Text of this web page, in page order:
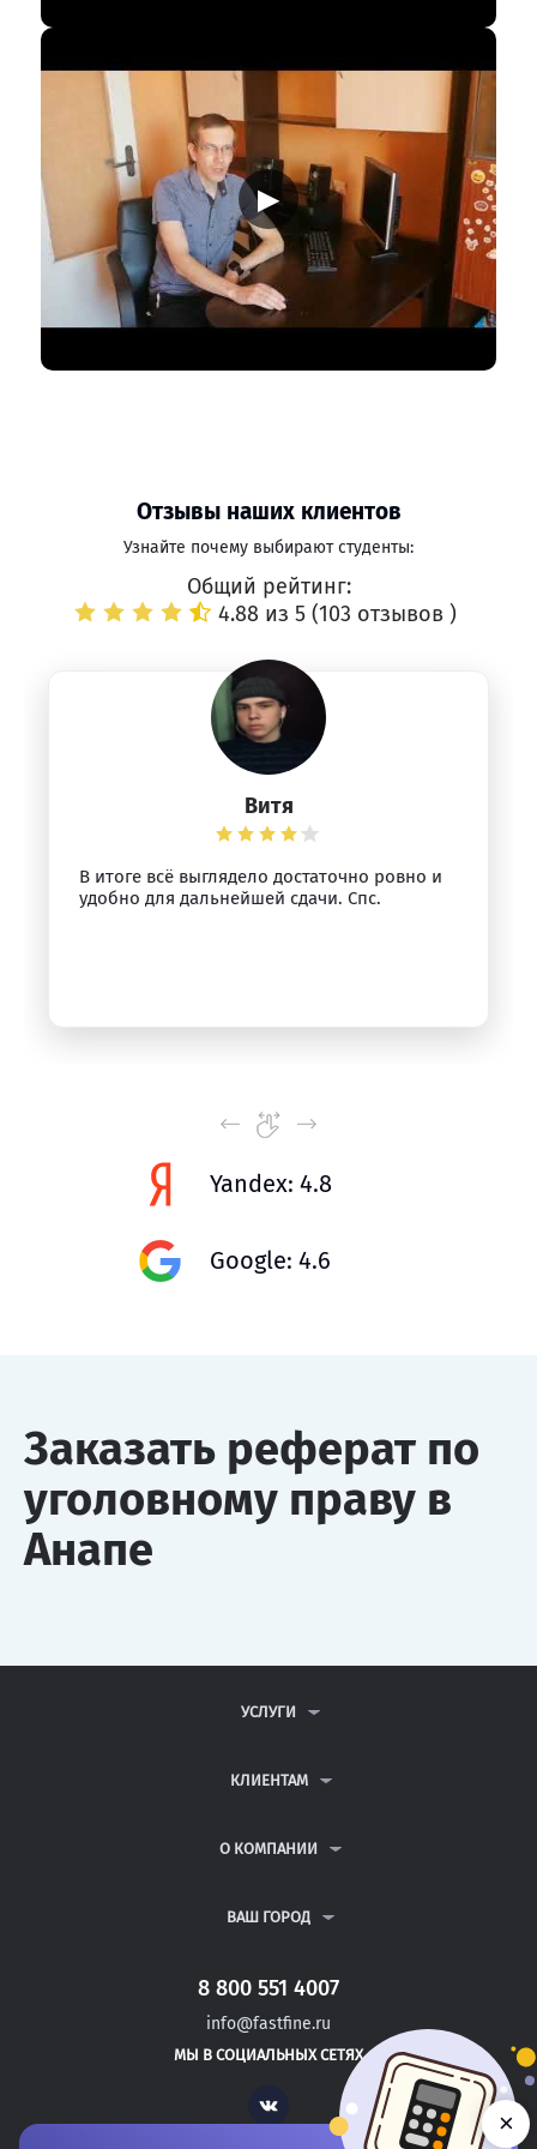
▶
Отзывы наших клиентов
Узнайте почему выбирают студенты:
Общий рейтинг:
4.88 из 5 (103 отзывов )
Витя
В итоге всё выглядело достаточно ровно и
удобно для дальнейшей сдачи. Спс.
Yandex: 4.8
Google: 4.6
Заказать реферат по
уголовному праву в
Анапе
УСЛУГИ
ДИПЛОМНЫЕ РАБОТЫ
РЕФЕРАТЫ
КЛИЕНТАМ
ВОПРОСЫ И ОТВЕТЫ
ПОЛИТИКА КОНФИДЕНЦИАЛЬНОСТИ
О КОМПАНИИ
КОНТАКТЫ
ВАШ ГОРОД
САНКТ-ПЕТЕРБУРГ
УДОМЛЯ
ВОЛГОДОНСК
8 800 551 4007
info@fastfine.ru
МЫ В СОЦИАЛЬНЫХ СЕТЯХ
Vk ×